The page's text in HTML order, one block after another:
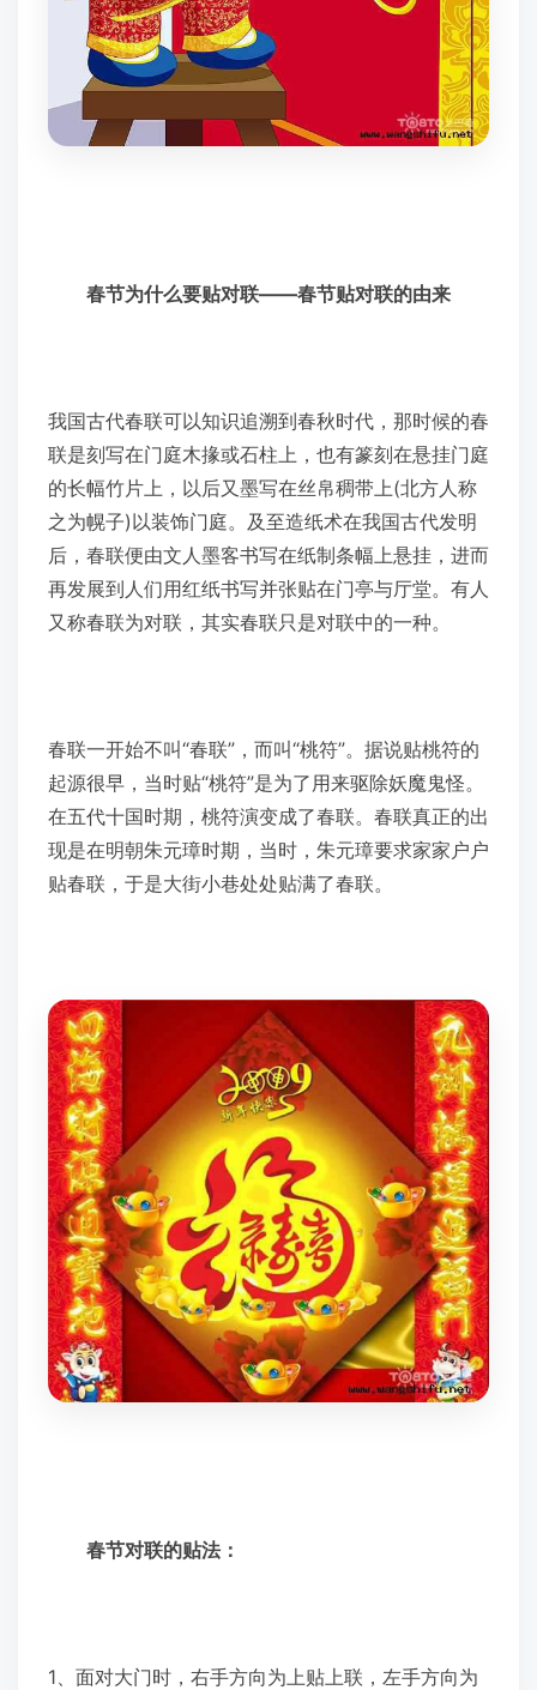
春节为什么要贴对联——春节贴对联的由来
我国古代春联可以知识追溯到春秋时代，那时候的春
联是刻写在门庭木掾或石柱上，也有篆刻在悬挂门庭
的长幅竹片上，以后又墨写在丝帛稠带上(北方人称
之为幌子)以装饰门庭。及至造纸术在我国古代发明
后，春联便由文人墨客书写在纸制条幅上悬挂，进而
再发展到人们用红纸书写并张贴在门亭与厅堂。有人
又称春联为对联，其实春联只是对联中的一种。
春联一开始不叫“春联”，而叫“桃符”。据说贴桃符的
起源很早，当时贴“桃符”是为了用来驱除妖魔鬼怪。
在五代十国时期，桃符演变成了春联。春联真正的出
现是在明朝朱元璋时期，当时，朱元璋要求家家户户
贴春联，于是大街小巷处处贴满了春联。
春节对联的贴法：
1、面对大门时，右手方向为上贴上联，左手方向为